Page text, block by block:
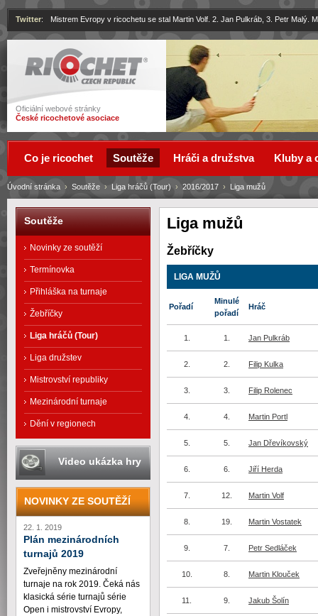
Ricochet
Oficiální webové stránky
České ricochetové asociace
Twitter: Mistrem Evropy v ricochetu se stal Martin Volf. 2. Jan Pulkráb, 3. Petr Malý.
Liga mužů
Žebříčky
LIGA MUŽŮ
Pořadí
Minulé
pořadí
Hráč
1. 1. Jan Pulkráb
2. 2. Filip Kulka
3. 3. Filip Rolenec
4. 4. Martin Portl
5. 5. Jan Dřevíkovský
6. 6. Jiří Herda
7. 12. Martin Volf
8. 19. Martin Vostatek
9. 7. Petr Sedláček
10. 8. Martin Klouček
11. 9. Jakub Šolín
Úvodní stránka › Soutěže › Liga hráčů (Tour) › 2016/2017 › Liga mužů
Co je ricochet Soutěže Hráči a družstva Kluby a
Soutěže
Novinky ze soutěží
Termínovka
Přihláška na turnaje
Žebříčky
Liga hráčů (Tour)
Liga družstev
Mistrovství republiky
Mezinárodní turnaje
Dění v regionech
Video ukázka hry
NOVINKY ZE SOUTĚŽÍ
22. 1. 2019
Plán mezinárodních
turnajů 2019
Zveřejněny mezinárodní
turnaje na rok 2019. Čeká nás
klasická série turnajů série
Open i mistrovství Evropy,